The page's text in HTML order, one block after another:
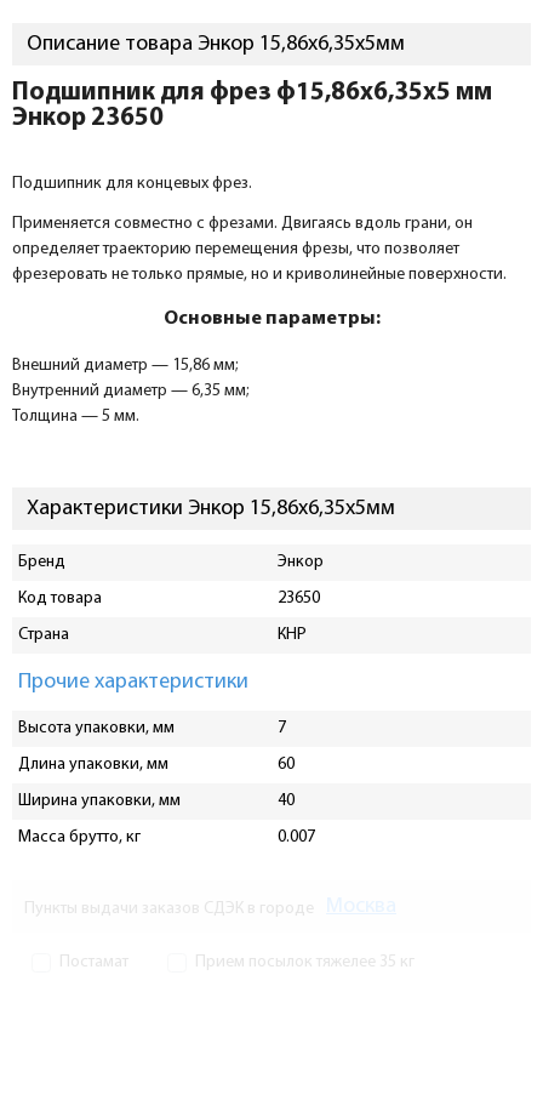
Описание товара Энкор 15,86х6,35х5мм
Подшипник для фрез ф15,86х6,35х5 мм
Энкор 23650
Подшипник для концевых фрез.
Применяется совместно с фрезами. Двигаясь вдоль грани, он
определяет траекторию перемещения фрезы, что позволяет
фрезеровать не только прямые, но и криволинейные поверхности.
Основные параметры:
Внешний диаметр — 15,86 мм;
Внутренний диаметр — 6,35 мм;
Толщина — 5 мм.
Характеристики Энкор 15,86х6,35х5мм
Бренд
Энкор
Код товара
23650
Страна
КНР
Прочие характеристики
Высота упаковки, мм
7
Длина упаковки, мм
60
Ширина упаковки, мм
40
Масса брутто, кг
0.007
Пункты выдачи заказов СДЭК в городе
Постамат Прием посылок тяжелее 35 кг